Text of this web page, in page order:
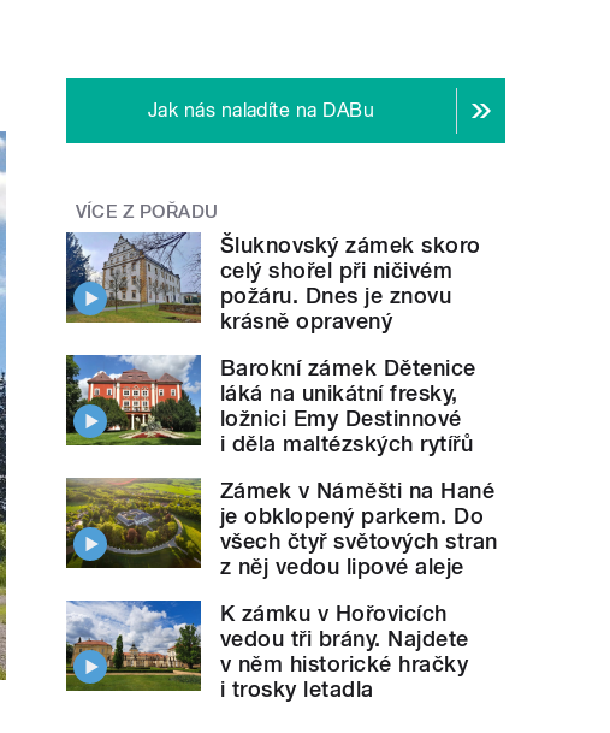
Jak nás naladíte na DABu
VÍCE Z POŘADU
Šluknovský zámek skoro
celý shořel při ničivém
požáru. Dnes je znovu
krásně opravený
Barokní zámek Dětenice
láká na unikátní fresky,
ložnici Emy Destinnové
i děla maltézských rytířů
Zámek v Náměšti na Hané
je obklopený parkem. Do
všech čtyř světových stran
z něj vedou lipové aleje
K zámku v Hořovicích
vedou tři brány. Najdete
v něm historické hračky
i trosky letadla